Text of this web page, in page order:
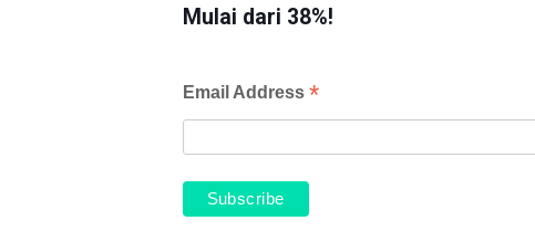
Mulai dari 38%!
Email Address *